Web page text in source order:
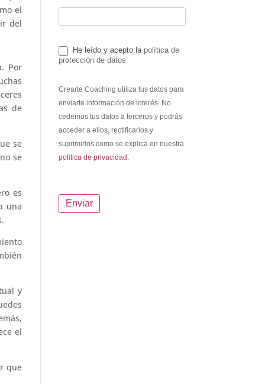
el
del
Por
de
se
se
es
una
y
el
que
He leído y acepto la política de
protección de datos
Crearte Coaching utiliza tus datos para
enviarte información de interés. No
cedemos tus datos a terceros y podrás
acceder a ellos, rectificarlos y
suprimirlos como se explica en nuestra
política de privacidad.